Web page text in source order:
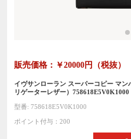
販売価格：￥20000円（税抜）
イヴサンローラン スーパーコピー マ
リゲーターレザー）758618E5V0K1000
型番: 758618E5V0K1000
ポイント付与：200